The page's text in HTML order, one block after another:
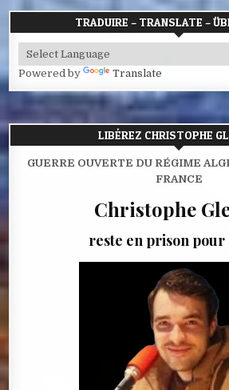
TRADUIRE – TRANSLATE –
Powered by Translate
LIBÉREZ CHRISTOPHE
GUERRE OUVERTE DU RÉGIME
FRANCE
Christophe
reste en prison pour